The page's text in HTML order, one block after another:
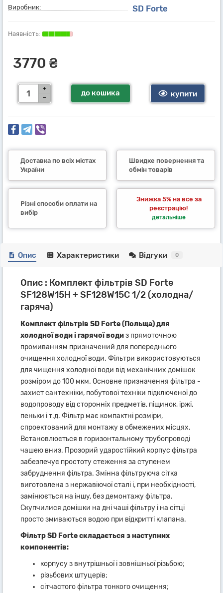
Виробник:
SD Forte
3770 ₴
до кошика купити
Доставка по всіх містах
України
Швидке повернення та
обмін товарів
Різні способи оплати на
вибір
Знижка 5% на все за
реєстрацію!
детальніше
Опис Характеристики Відгуки 0
Опис : Комплект фільтрів SD Forte
SF128W15H + SF128W15C 1/2 (холодна/
гаряча)
Комплект фільтрів SD Forte (Польща) для
холодної води і гарячої водиз прямоточною
промиванням призначений для попереднього
очищення холодної води. Фільтри використовуються
для чищення холодної води від механічних домішок
розміром до 100 мкм. Основне призначення фільтра -
захист сантехніки, побутової техніки підключеної до
водопроводу від сторонніх предметів, піщинок, іржі,
пеньки і т.д. Фільтр має компактні розміри,
спроектований для монтажу в обмежених місцях.
Встановлюється в горизонтальному трубопроводі
чашею вниз. Прозорий ударостійкий корпус фільтра
забезпечує простоту стеження за ступенем
забруднення фільтра. Змінна фільтруюча сітка
виготовлена ​​з нержавіючої сталі і, при необхідності,
замінюється на іншу, без демонтажу фільтра.
Скупчилися домішки на дні чаші фільтру і на сітці
просто змиваються водою при відкритті клапана.
Фільтр SD Forte складається з наступних
компонентів:
корпусу з внутрішньої і зовнішньої різьбою;
різьбових штуцерів;
сітчастого фільтра тонкого очищення;